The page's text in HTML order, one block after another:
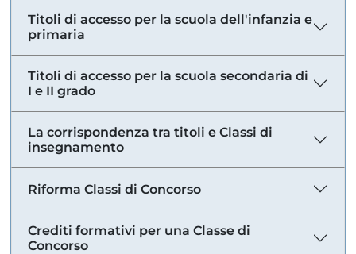
Titoli di accesso per la scuola dell'infanzia e
primaria
Titoli di accesso per la scuola secondaria di
I e II grado
La corrispondenza tra titoli e Classi di
insegnamento
Riforma Classi di Concorso
Crediti formativi per una Classe di
Concorso